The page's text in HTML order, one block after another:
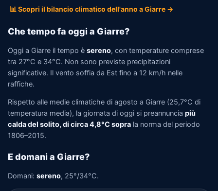
📊 Scopri il bilancio climatico dell'anno a Giarre →
Che tempo fa oggi a Giarre?
Oggi a Giarre il tempo è sereno, con temperature comprese
tra 27°C e 34°C. Non sono previste precipitazioni
significative. Il vento soffia da Est fino a 12 km/h nelle
raffiche.
Rispetto alle medie climatiche di agosto a Giarre (25,7°C di
temperatura media), la giornata di oggi si preannuncia più
calda del solito, di circa 4,8°C sopra la norma del periodo
1806–2015.
E domani a Giarre?
Domani: sereno, 25°/34°C.